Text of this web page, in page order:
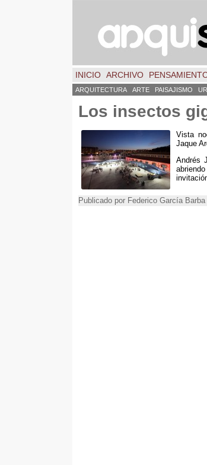
INICIO ARCHIVO
ARQUITECTURA ARTE PAISAJISMO
Los insectos
Vista
Jaque
Andrés
Publicado por Federico García